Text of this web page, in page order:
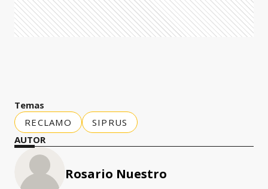
Temas
RECLAMO
SIPRUS
AUTOR
Rosario Nuestro